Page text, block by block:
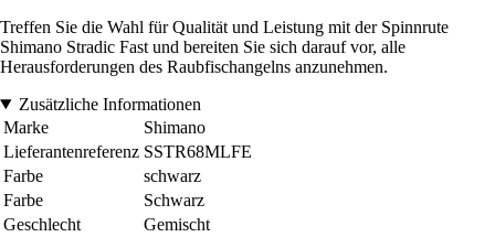
Treffen Sie die Wahl für Qualität und Leistung mit der Spinnrute
Shimano Stradic Fast und bereiten Sie sich darauf vor, alle
Herausforderungen des Raubfischangelns anzunehmen.
Zusätzliche Informationen
Marke
Shimano
Lieferantenreferenz SSTR68MLFE
Farbe
schwarz
Farbe
Schwarz
Geschlecht
Gemischt